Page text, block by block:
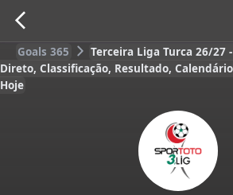
Goals 365
Terceira Liga Turca 26/27
Direto, Classificação, Resultado,
Hoje